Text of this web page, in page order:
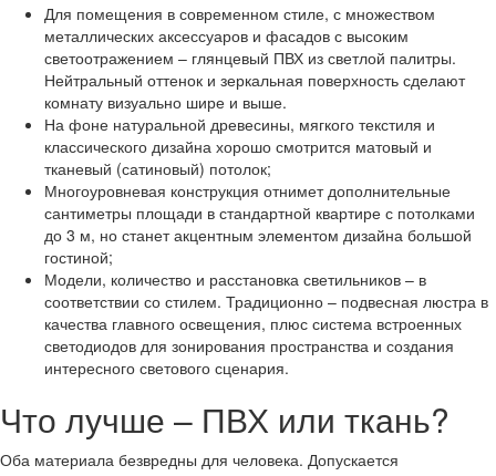
Для помещения в современном стиле, с множеством
металлических аксессуаров и фасадов с высоким
светоотражением – глянцевый ПВХ из светлой палитры.
Нейтральный оттенок и зеркальная поверхность сделают
комнату визуально шире и выше.
На фоне натуральной древесины, мягкого текстиля и
классического дизайна хорошо смотрится матовый и
тканевый (сатиновый) потолок;
Многоуровневая конструкция отнимет дополнительные
сантиметры площади в стандартной квартире с потолками
до 3 м, но станет акцентным элементом дизайна большой
гостиной;
Модели, количество и расстановка светильников – в
соответствии со стилем. Традиционно – подвесная люстра в
качества главного освещения, плюс система встроенных
светодиодов для зонирования пространства и создания
интересного светового сценария.
Что лучше – ПВХ или ткань?
Оба материала безвредны для человека. Допускается